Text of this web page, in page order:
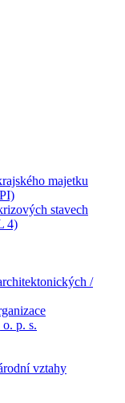
majetku
stavech
4)
/
p. s.
vztahy